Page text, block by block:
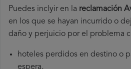
Puedes inclyir en la reclamación
en los que se hayan incurrido o
daño y perjuicio por el problema
hoteles perdidos en destino o
espera,